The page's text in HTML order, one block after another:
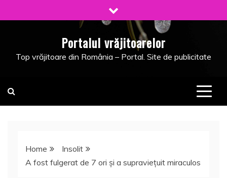
to
Portalul vrăjitoarelor
Top vrăjitoare din România – Portal. Site de publicitate
Home
Insolit
A fost fulgerat de 7 ori şi a supravieţuit miraculos